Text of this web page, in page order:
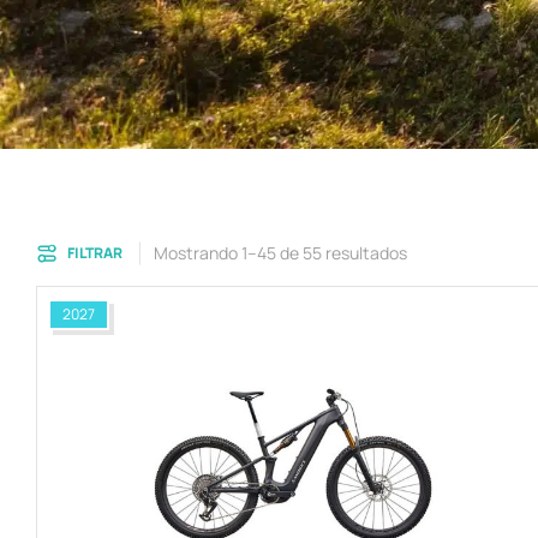
FILTRAR Mostrando 1–45 de 55 resultados
2027